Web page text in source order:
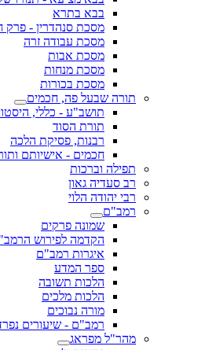
בבא בתרא
מסכת סנהדרין - פרק
מסכת עבודה זרה
מסכת אבות
מסכת מנחות
מסכת בכורות
תורה שבעל פה, חכמים
תושב"ע - כללי,
תורת הסוד
רבנות, פסיקת הלכה
חכמים - אישיותם
תפילה וברכות
רב סעדיה גאון
רבי יהודה הלוי
רמב"ם
שמונה פרקים
הקדמה לפירוש
איגרות רמב"ם
ספר המדע
הלכות תשובה
הלכות מלכים
מורה נבוכים
רמב"ם - שיעורים
מהר"ל מפראג